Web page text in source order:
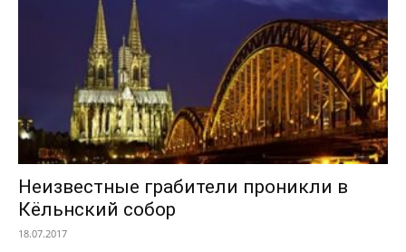
Неизвестные грабители проникли в
Кёльнский собор
18.07.2017